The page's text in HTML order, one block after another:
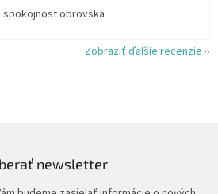
obrovska
Zobraziť ďalšie recenzie
newsletter